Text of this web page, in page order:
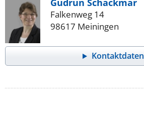
Gudrun Schackmar
Falkenweg 14
98617 Meiningen
Kontaktdaten